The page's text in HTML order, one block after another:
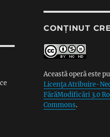
CONȚINUT
Această operă este
Licenţa Atribuire-
FărăModificări 3.0
Commons.